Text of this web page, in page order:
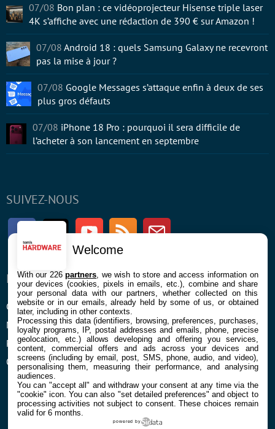
SUIVEZ-NOUS
FacebookTwitter Youtube RSS Newsletter
ENTREPRISE
Confidentialité et Cookies
Mentions légales et CGU
Préférences Cookies
Qui sommes nous
À PROPOS
Contact
07/08 Bon plan : ce vidéoprojecteur Hisense triple laser
4K s’affiche avec une rédaction de 390 € sur Amazon !
07/08 Android 18 : quels Samsung Galaxy ne recevront
pas la mise à jour ?
07/08 Google Messages s’attaque enfin à deux de ses
plus gros défauts
07/08 iPhone 18 Pro : pourquoi il sera difficile de
l’acheter à son lancement en septembre
Welcome
With our 226partners , we wish to store and access information on
your devices (cookies, pixels in emails, etc.), combine and share
your personal data with our partners, whether collected on this
website or in our emails, already held by some of us, or obtained
later, including in other contexts.
Processing this data (identifiers, browsing, preferences, purchases,
loyalty programs, IP, postal addresses and emails, phone, precise
geolocation, etc.) allows developing and offering you services,
content, commercial offers and ads across your devices and
screens (including by email, post, SMS, phone, audio, and video),
personalising them, measuring their performance, and analysing
audiences.
You can "accept all" and withdraw your consent at any time via the
"cookie" icon. You can also "set detailed preferences" and object to
processing activities not subject to consent. These choices remain
valid for 6 months.
powered by